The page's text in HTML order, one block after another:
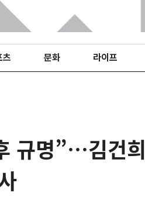
츠 문화 라이프
규명”…김건